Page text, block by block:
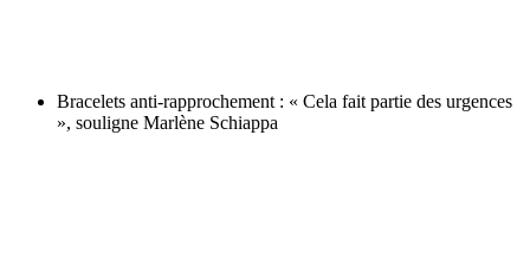
Bracelets anti-rapprochement : « Cela fait partie des urgences
», souligne Marlène Schiappa